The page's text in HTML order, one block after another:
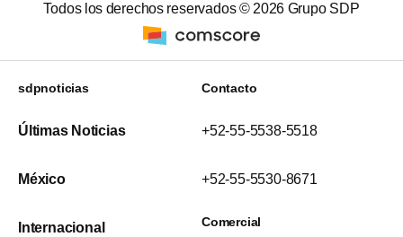
Todos los derechos reservados © 2026 Grupo SDP
sdpnoticias
Últimas Noticias
México
Internacional
Contacto
+52-55-5538-5518
+52-55-5530-8671
Comercial